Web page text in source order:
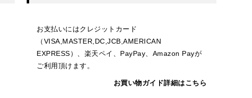
お支払いにはクレジットカード
（VISA,MASTER,DC,JCB,AMERICAN
EXPRESS）、楽天ペイ、PayPay、Amazon Payが
ご利用頂けます。
お買い物ガイド詳細はこちら